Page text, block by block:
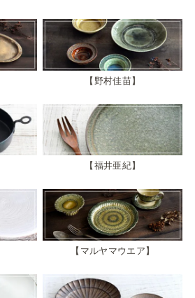
野村佳苗
福井亜紀
マルヤマウエア